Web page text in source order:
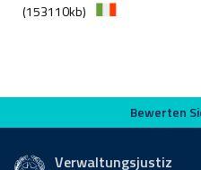
(153110kb)
Bewerten SieBewerten
Verwaltungsjustiz